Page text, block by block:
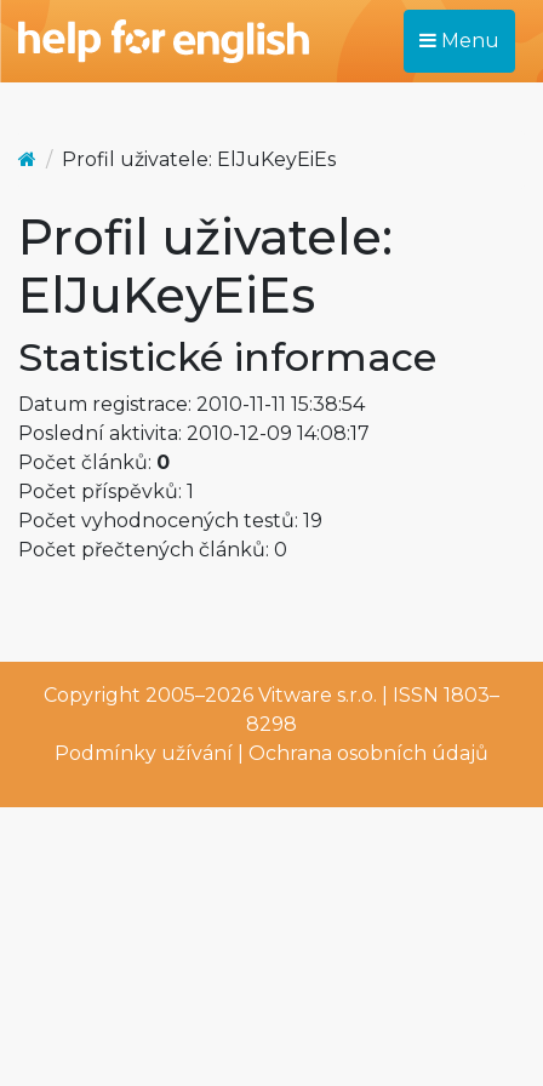
Menu
Profil uživatele: ElJuKeyEiEs
Profil uživatele:
ElJuKeyEiEs
Statistické informace
Datum registrace: 2010-11-11 15:38:54
Poslední aktivita: 2010-12-09 14:08:17
Počet článků: 0
Počet příspěvků: 1
Počet vyhodnocených testů: 19
Počet přečtených článků: 0
Copyright 2005–2026 Vitware s.r.o. | ISSN 1803–
8298
Podmínky užívání
Ochrana osobních údajů